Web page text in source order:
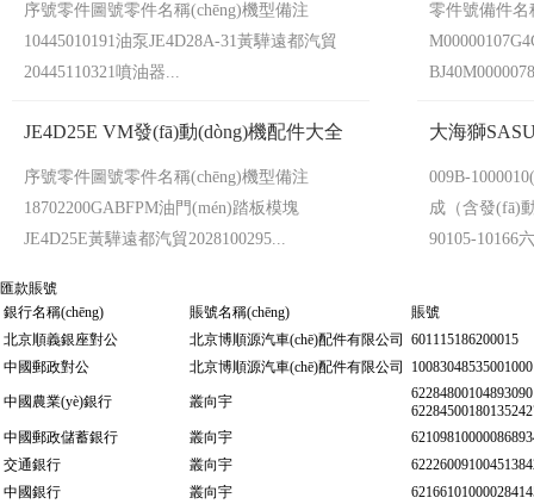
序號零件圖號零件名稱(chēng)機型備注
10445010191油泵JE4D28A-31黃驊遠都汽貿
20445110321噴油器...
零件號備件名
JE4D25E VM發(fā)動(dòng)機配件大全
序號零件圖號零件名稱(chēng)機型備注
18702200GABFPM油門(mén)踏板模塊
JE4D25E黃驊遠都汽貿2028100295...
大海獅
009B-
成（含發(fā)
90105-10166
匯款賬號
銀行名稱(chēng)
賬號名稱(chēng)
賬號
北京順義銀座對公
北京博順源汽車(chē)配件有限公司
601115186200015
中國郵政對公
北京博順源汽車(chē)配件有限公司
中國農業(yè)銀行 叢向宇
中國郵政儲蓄銀行
叢向宇
交通銀行
叢向宇
中國銀行
叢向宇